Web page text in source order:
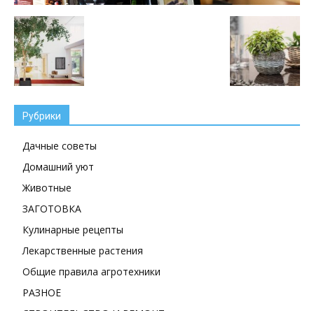
Рубрики
Дачные советы
Домашний уют
Животные
ЗАГОТОВКА
Кулинарные рецепты
Лекарственные растения
Общие правила агротехники
РАЗНОЕ